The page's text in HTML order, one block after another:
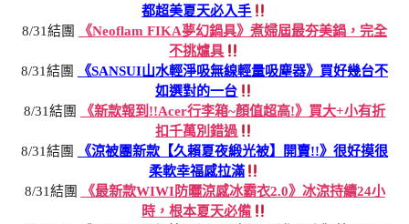
都超美夏天必入手
8/31結團
《Neoflam FIKA夢幻鍋具》煮婦屆最夯美鍋，完全
不挑爐具
8/31結團
《SANSUI山水輕淨吸無線輕量吸塵器》買好幾台不
如選對的一台
8/31結團
《新款報到!!Acer行李箱~顏值超高!》買大+小有折
扣千萬別錯過
8/31結團
《涼被團新款【久賴夏夜緞光被】開賣!!》很好摸很
柔軟幸福感拉滿
8/31結團
《最新款WIWI防曬涼感冰霸衣2.0》冰涼持續24小
時，根本夏天必備